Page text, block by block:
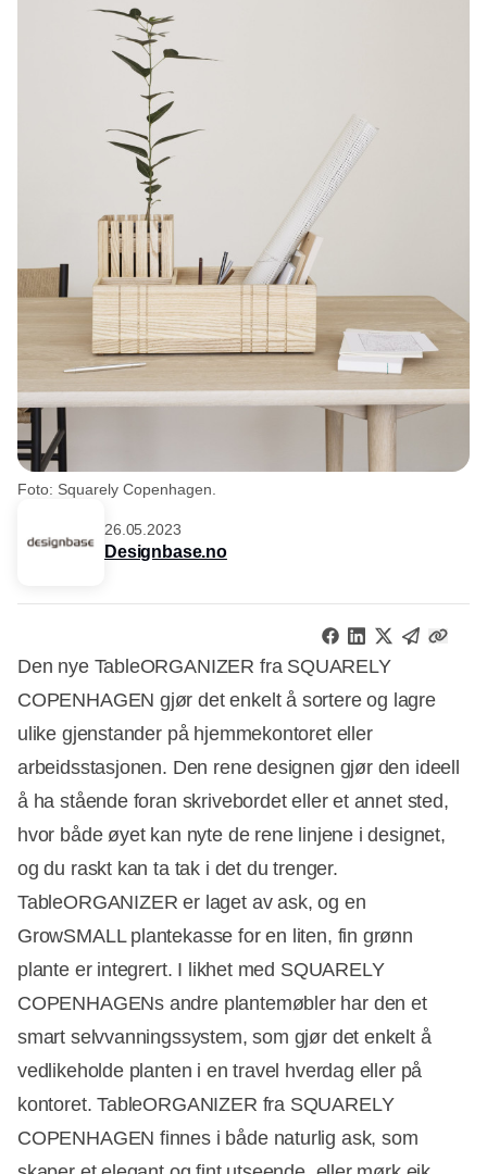
Foto: Squarely Copenhagen.
26.05.2023
Designbase.no
Den nye TableORGANIZER fra SQUARELY
COPENHAGEN gjør det enkelt å sortere og lagre
ulike gjenstander på hjemmekontoret eller
arbeidsstasjonen. Den rene designen gjør den ideell
å ha stående foran skrivebordet eller et annet sted,
hvor både øyet kan nyte de rene linjene i designet,
og du raskt kan ta tak i det du trenger.
TableORGANIZER er laget av ask, og en
GrowSMALL plantekasse for en liten, fin grønn
plante er integrert. I likhet med SQUARELY
COPENHAGENs andre plantemøbler har den et
smart selvvanningssystem, som gjør det enkelt å
vedlikeholde planten i en travel hverdag eller på
kontoret. TableORGANIZER fra SQUARELY
COPENHAGEN finnes i både naturlig ask, som